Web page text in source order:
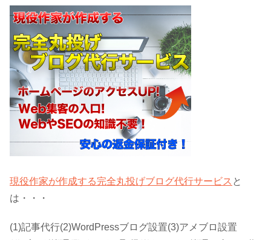
現役作家が作成する完全丸投げブログ代行サービス と
は・・・
(1)記事代行(2)WordPressブログ設置(3)アメブロ設置